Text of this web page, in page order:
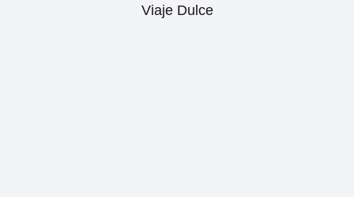
Viaje Dulce